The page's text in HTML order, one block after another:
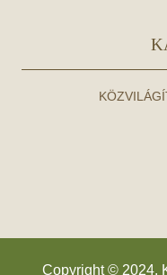
Copyright © 2024.